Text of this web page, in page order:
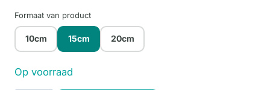
Formaat van product
10cm 15cm 20cm
Op voorraad